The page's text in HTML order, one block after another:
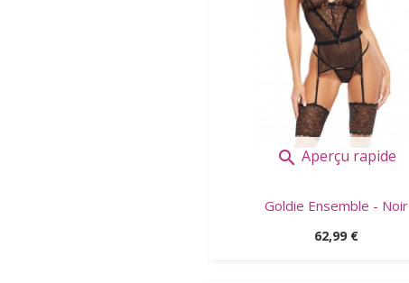
 Aperçu rapide
Goldie Ensemble - Noir
Prix
62,99 €